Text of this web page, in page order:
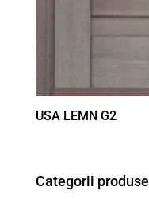
USA LEMN G2
Categorii produse